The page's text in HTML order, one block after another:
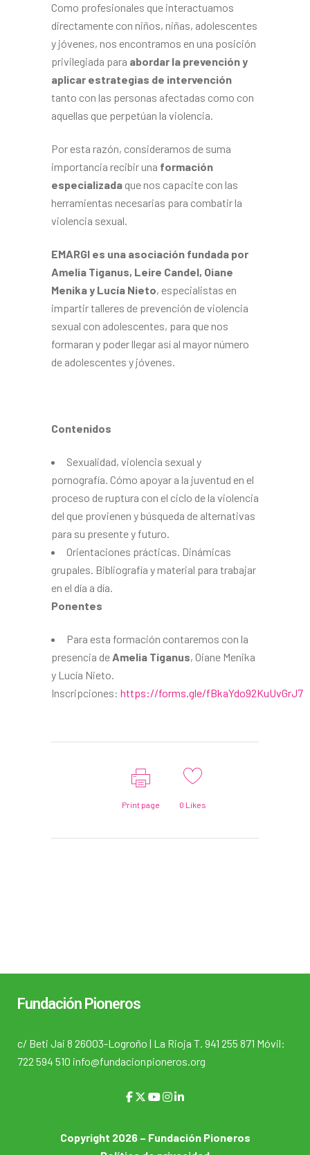
Como profesionales que interactuamos
directamente con niños, niñas, adolescentes
y jóvenes, nos encontramos en una posición
privilegiada para abordar la prevención y
aplicar estrategias de intervención
tanto con las personas afectadas como con
aquellas que perpetúan la violencia.
Por esta razón, consideramos de suma
importancia recibir una formación
especializada que nos capacite con las
herramientas necesarias para combatir la
violencia sexual.
EMARGI es una asociación fundada por
Amelia Tiganus, Leire Candel, Oiane
Menika y Lucía Nieto, especialistas en
impartir talleres de prevención de violencia
sexual con adolescentes, para que nos
formaran y poder llegar así al mayor número
de adolescentes y jóvenes.
Contenidos
Sexualidad, violencia sexual y
pornografía. Cómo apoyar a la juventud en el
proceso de ruptura con el ciclo de la violencia
del que provienen y búsqueda de alternativas
para su presente y futuro.
Orientaciones prácticas. Dinámicas
grupales. Bibliografía y material para trabajar
en el día a día.
Ponentes
Para esta formación contaremos con la
presencia de Amelia Tiganus, Oiane Menika
y Lucía Nieto.
Inscripciones: https://forms.gle/fBkaYdo92KuUvGrJ7
Print page 0 Likes
Fundación Pioneros
c/ Beti Jai 8 26003-Logroño | La Rioja T. 941 255 871 Móvil:
722 594 510 info@fundacionpioneros.org
Copyright 2026 – Fundación Pioneros